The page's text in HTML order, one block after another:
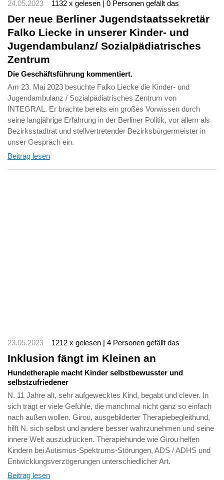
24.05.2023 1132 x gelesen | 0 Personen gefällt das
Der neue Berliner Jugendstaatssekretär
Falko Liecke in unserer Kinder- und
Jugendambulanz/ Sozialpädiatrisches
Zentrum
Die Geschäftsführung kommentiert.
Am 23. Mai 2023 besuchte Falko Liecke die Kinder- und
Jugendambulanz / Sozialpädiatrisches Zentrum von
INTEGRAL. Er brachte bereits ein großes Vorwissen durch
seine langjährige Erfahrung in der Berliner Politik, vor allem als
Bezirksstadtrat und stellvertretender Bezirksbürgermeister in
unser Gespräch ein.
Beitrag lesen
23.05.2023 1212 x gelesen | 4 Personen gefällt das
Inklusion fängt im Kleinen an
Hundetherapie macht Kinder selbstbewusster und
selbstzufriedener
N. 11 Jahre alt, sehr aufgewecktes Kind, begabt und clever. In
sich trägt er viele Gefühle, die manchmal nicht ganz so einfach
nach außen wollen. Girou, ausgebilderter Therapiebegleithund,
hilft N. sich selbst und andere besser wahrzunehmen und seine
innere Welt auszudrücken. Therapiehunde wie Girou helfen
Kindern bei Autismus-Spektrums-Störungen, ADS / ADHS und
Entwicklungsverzögerungen unterschiedlicher Art.
Beitrag lesen